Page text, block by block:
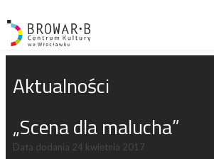
Aktualności
„Scena dla malucha”
Data dodania 24 kwietnia 2017